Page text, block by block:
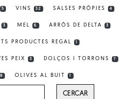
5 VINS 32 SALSES PRÒPIES 4
3 MEL 6 ARRÒS DE DELTA 3
PRODUCTES REGAL
PEIX 3 DOLÇOS I TORRONS 7
OLIVES AL BUIT
CERCAR
SELECCIONAR IDIOMA: